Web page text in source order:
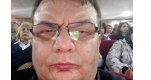
Resmi İlanlar
Diğer